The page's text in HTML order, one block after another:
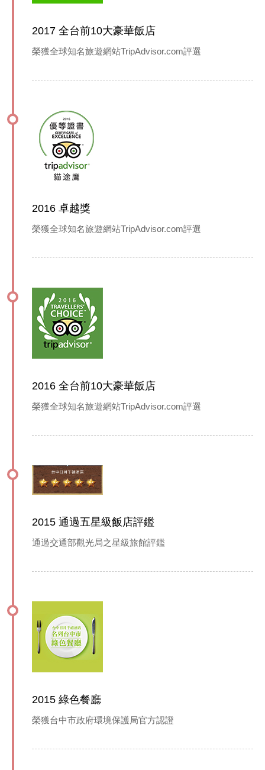
2017 全台前10大豪華飯店
榮獲全球知名旅遊網站TripAdvisor.com評選
2016 卓越獎
榮獲全球知名旅遊網站TripAdvisor.com評選
2016 全台前10大豪華飯店
榮獲全球知名旅遊網站TripAdvisor.com評選
2015 通過五星級飯店評鑑
通過交通部觀光局之星級旅館評鑑
2015 綠色餐廳
榮獲台中市政府環境保護局官方認證